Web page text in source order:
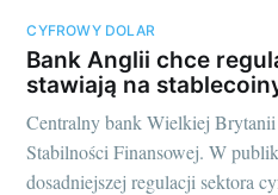
CYFROWY DOLAR
Bank Anglii chce
stawiają na
Centralny bank Wielkiej
Stabilności Finansowej. W
dosadniejszej regulacji sektora